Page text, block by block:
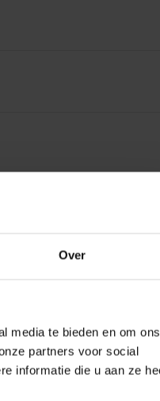
Over
media te bieden en om ons
partners voor social
informatie die u aan ze
facilement.
à l'emploi avec filtres
Livré
sans entretien
Les masques de la